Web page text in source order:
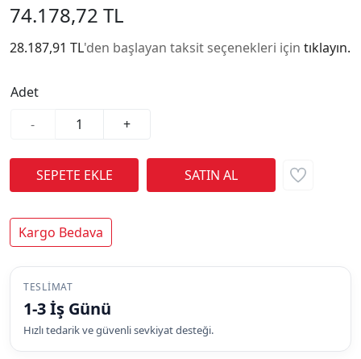
74.178,72 TL
28.187,91 TL'den başlayan taksit seçenekleri için tıklayın.
Adet
-
+
Kargo Bedava
TESLIMAT
1-3 İş Günü
Hızlı tedarik ve güvenli sevkiyat desteği.